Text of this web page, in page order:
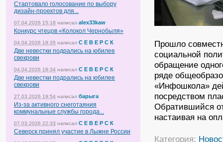
Стартовало голосование по выбору
дизайн-проектов для...
07.04.2026 15:18 написал alex33kaw
Конкурс чтецов «Колокол Чернобыля»
04.04.2026 18:35 написал С Е В Е Р С К
Две невестки подрались на юбилее
свекрови
04.04.2026 18:34 написал С Е В Е Р С К
Две невестки подрались на юбилее
свекрови
27.03.2026 19:54 написал барыга
Из-за активного снеготаяния
коммунальные службы города...
07.03.2026 22:33 написал С Е В Е Р С К
Северск принял участие в Лыжне России
Прошло
социальной
обращение
ряде
«Инфошкола»
посредством
Обратившийся
настаивая на
Категория: